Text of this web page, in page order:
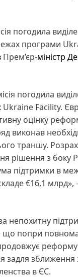
погодила
програми
Прем’єр-міністр
погодила
Facility.
оцінку
виконав
траншу.
рішення з боку
підтримки в
€16,1 млрд»,
непохитну
що попри
задля зближення
в ЄС.